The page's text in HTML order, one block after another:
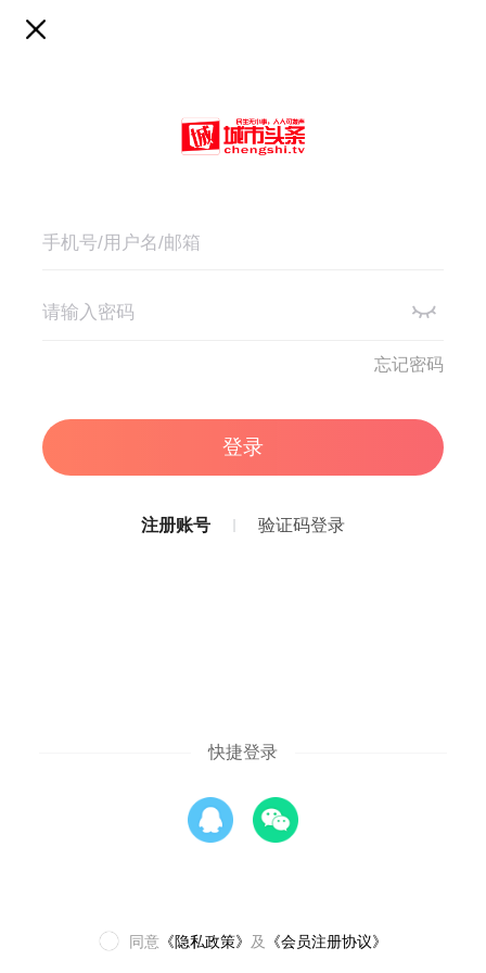
忘记密码
登录
注册账号 验证码登录
快捷登录
同意 《隐私政策》 及 《会员注册协议》